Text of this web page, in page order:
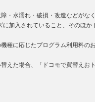
・水濡れ・破損・改造などがな
加入されていること、そのほか
種に応じたプログラム利用料の
えた場合、「ドコモで買替えお